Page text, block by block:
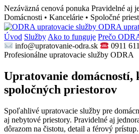
Nezáväzná cenová ponuka Pravidelné aj
Domácnosti • Kancelárie • Spoločné
ODRA
Úvod Služby Ako to funguje Prečo
info@upratovanie-odra.sk
0911
Profesionálne upratovacie služby ODRA
Upratovanie domácností,
spoločných priestorov
Spoľahlivé upratovacie služby pre
aj nebytové priestory. Pravidelné aj
dôrazom na čistotu, detail a férový prístup.